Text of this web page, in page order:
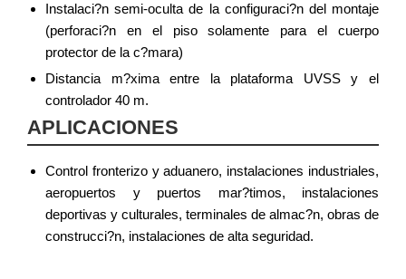
Instalaci?n semi-oculta de la configuraci?n del montaje
(perforaci?n en el piso solamente para el cuerpo
protector de la c?mara)
Distancia m?xima entre la plataforma UVSS y el
controlador 40 m.
APLICACIONES
Control fronterizo y aduanero, instalaciones industriales,
aeropuertos y puertos mar?timos, instalaciones
deportivas y culturales, terminales de almac?n, obras de
construcci?n, instalaciones de alta seguridad.